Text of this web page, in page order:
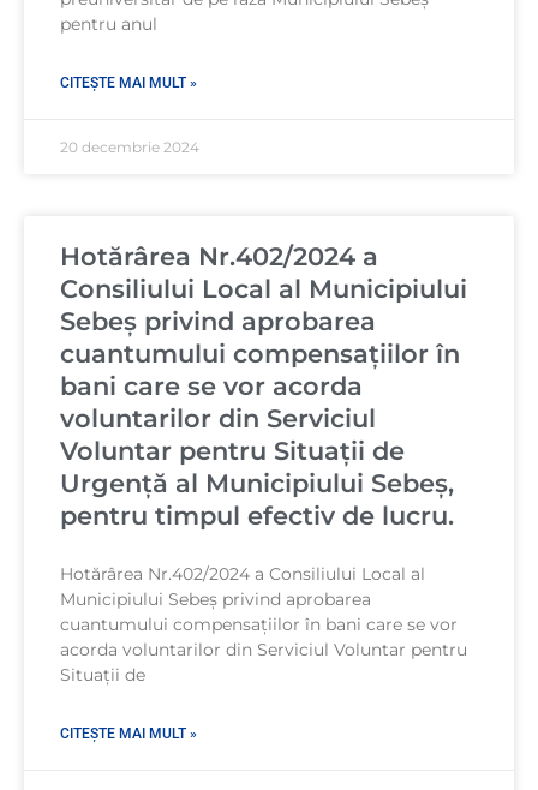
pentru anul
CITEȘTE MAI MULT »
20 decembrie 2024
Hotărârea Nr.402/2024 a
Consiliului Local al Municipiului
Sebeș privind aprobarea
cuantumului compensațiilor în
bani care se vor acorda
voluntarilor din Serviciul
Voluntar pentru Situații de
Urgență al Municipiului Sebeș,
pentru timpul efectiv de lucru.
Hotărârea Nr.402/2024 a Consiliului Local al
Municipiului Sebeș privind aprobarea
cuantumului compensațiilor în bani care se vor
acorda voluntarilor din Serviciul Voluntar pentru
Situații de
CITEȘTE MAI MULT »